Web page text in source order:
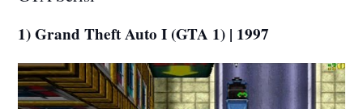
1) Grand Theft Auto I (GTA 1) | 1997